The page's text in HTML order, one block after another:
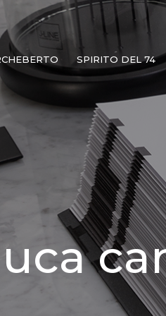
SPIRITO DEL 74